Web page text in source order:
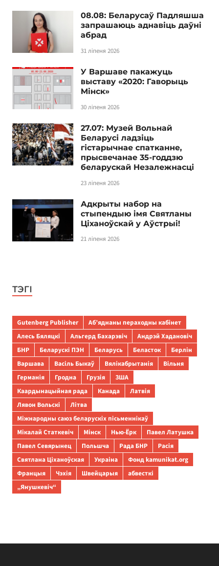
08.08: Беларусаў Падляшша
запрашаюць аднавіць даўні
абрад
31 ліпеня 2026
У Варшаве пакажуць
выставу «2020: Гаворыць
Мінск»
30 ліпеня 2026
27.07: Музей Вольнай
Беларусі ладзіць
гістарычнае спатканне,
прысвечанае 35-годдзю
беларускай Незалежнасці
23 ліпеня 2026
Адкрыты набор на
стыпендыю імя Святланы
Ціханоўскай у Аўстрыі!
21 ліпеня 2026
ТЭГІ
Gutenberg Publisher
Аб’яднаны пераходны кабінет
Алесь Бяляцкі
Альгерд Бахарэвіч
Андрэй Хадановіч
БНР
Беларускі ПЭН Беларусь Беласток
Берлін
Варшава
Васіль Быкаў Вялікабрытанія
Вільня
Германія
Гродна Грузія
ЗША
Каардынацыйная рада
Канада
Латвія
Лявон Вольскі
Літва
Міжнародны саюз беларускіх пісьменнікаў
Мікалай Статкевіч
Мінск Нью-Ёрк
Павел Латушка
Павел Севярынец
Польшча Рада БНР
Расія
Святлана Ціханоўская
Украіна
Фонд kamunikat.org
Францыя
Чэхія Швейцарыя
абвесткі
„Янушкевіч“